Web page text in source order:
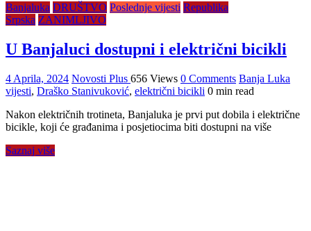
Banjaluka DRUŠTVO Poslednje vijesti Republika
Srpska ZANIMLJIVO
U Banjaluci dostupni i električni bicikli
4 Aprila, 2024 Novosti Plus 656 Views 0 Comments Banja Luka
vijesti, Draško Stanivuković, električni bicikli 0 min read
Nakon električnih trotineta, Banjaluka je prvi put dobila i električne
bicikle, koji će građanima i posjetiocima biti dostupni na više
Saznaj više